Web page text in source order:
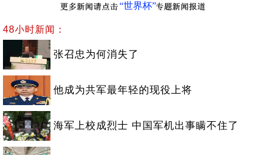
“世界杯”
48小时新闻：
张召忠为何消失了
他成为共军最年轻的现役上将
海军上校成烈士 中国军机出事瞒不住了